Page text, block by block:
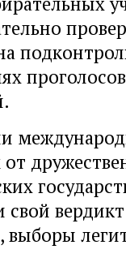
свой
выборы